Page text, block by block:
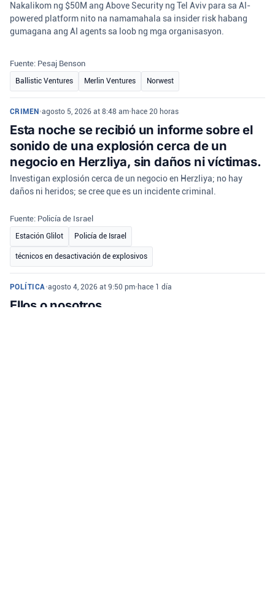
Nakalikom ng $50M ang Above Security ng Tel Aviv para sa AI-
powered platform nito na namamahala sa insider risk habang
gumagana ang AI agents sa loob ng mga organisasyon.
Fuente: Pesaj Benson
Ballistic Ventures Merlin Ventures Norwest
CRIMEN•agosto 5, 2026 at 8:48 am• hace 20 horas
Esta noche se recibió un informe sobre el
sonido de una explosión cerca de un
negocio en Herzliya, sin daños ni víctimas.
Investigan explosión cerca de un negocio en Herzliya; no hay
daños ni heridos; se cree que es un incidente criminal.
Fuente: Policía de Israel
Estación Glilot Policía de Israel
técnicos en desactivación de explosivos
POLÍTICA•agosto 4, 2026 at 9:50 pm• hace 1 día
Ellos o nosotros